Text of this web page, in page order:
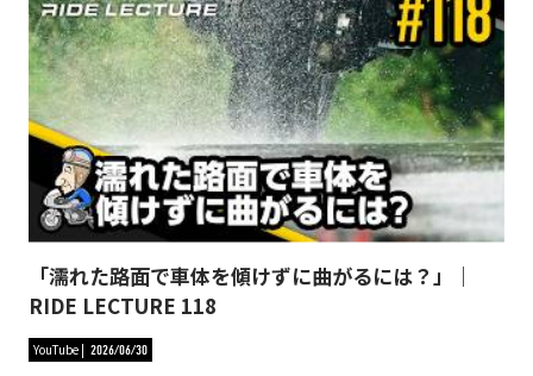
「濡れた路面で車体を傾けずに曲がるには？」｜
RIDE LECTURE 118
YouTube 2026/06/30